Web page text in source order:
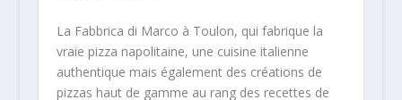
La Fabbrica di Marco à Toulon, qui fabrique la
vraie pizza napolitaine, une cuisine italienne
authentique mais également des créations de
pizzas haut de gamme au rang des recettes de